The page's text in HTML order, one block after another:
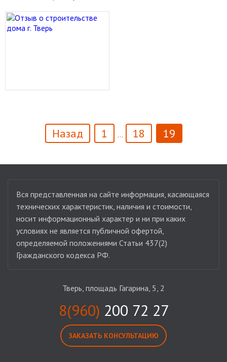
Назад 1 … 18 19
Вся представленная на сайте информация, касающаяся
технических характеристик, наличия и стоимости,
носит информационный характер и ни при каких
условиях не является публичной офертой,
определяемой положениями Статьи 437(2)
Гражданского кодекса РФ.
Тверь, площадь Гагарина, 5, 2
8(960) 200 72 27
ЗАКАЗАТЬ КОНСУЛЬТАЦИЮ